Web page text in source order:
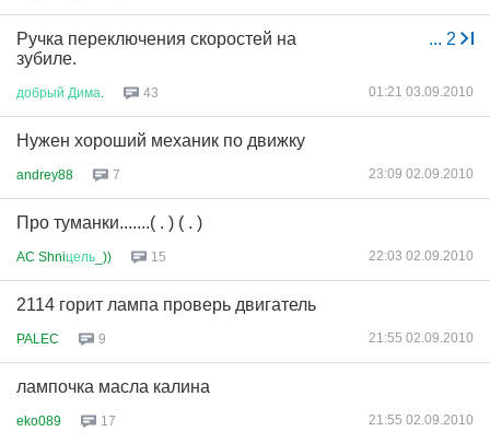
... 2
Ручка переключения скоростей на
зубиле.
добрый Дима 43 01:21 03.09.2010
Нужен хороший механик по движку
andrey88 7 23:09 02.09.2010
Про туманки.......( . ) ( . )
AC Shniцель _)) 15 22:03 02.09.2010
2114 горит лампа проверь двигатель
PALEC 9 21:55 02.09.2010
лампочка масла калина
eko089 17 21:55 02.09.2010